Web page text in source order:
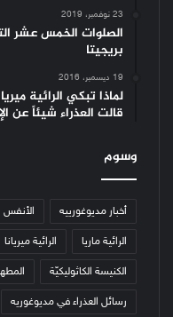
23 نوفمبر، 2019
الصلوات الخمس عشر
بريجيتا
19 ديسمبر، 2016
لماذا تبكي الرائية
قالت العذراء شيئاً عن
وسوم
أخبار مديوغورييه الأنفس
الرائية ماريا الرائية ميريانا
الكنيسة الكاثوليكيّة
رسائل العذراء في مديوغوريه